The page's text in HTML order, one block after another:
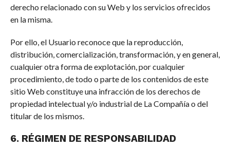
derecho relacionado con su Web y los servicios ofrecidos
en la misma.
Por ello, el Usuario reconoce que la reproducción,
distribución, comercialización, transformación, y en general,
cualquier otra forma de explotación, por cualquier
procedimiento, de todo o parte de los contenidos de este
sitio Web constituye una infracción de los derechos de
propiedad intelectual y/o industrial de La Compañía o del
titular de los mismos.
6. RÉGIMEN DE RESPONSABILIDAD